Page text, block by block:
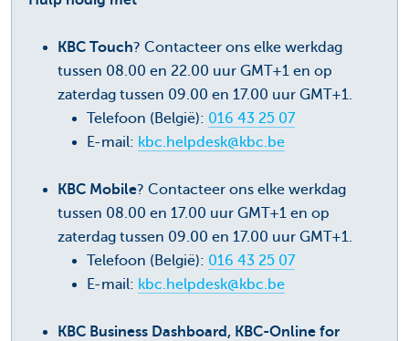
KBC Touch? Contacteer ons elke werkdag
tussen 08.00 en 22.00 uur GMT+1 en op
zaterdag tussen 09.00 en 17.00 uur GMT+1.
Telefoon (België): 016 43 25 07
E-mail: kbc.helpdesk@kbc.be
KBC Mobile? Contacteer ons elke werkdag
tussen 08.00 en 17.00 uur GMT+1 en op
zaterdag tussen 09.00 en 17.00 uur GMT+1.
Telefoon (België): 016 43 25 07
E-mail: kbc.helpdesk@kbc.be
KBC Business Dashboard, KBC-Online for